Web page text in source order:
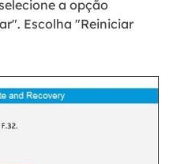
a opção
Escolha "Reiniciar